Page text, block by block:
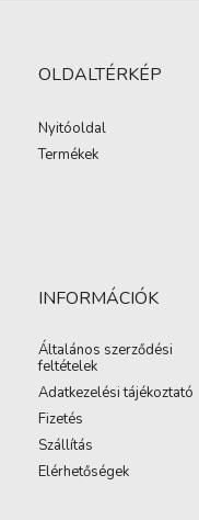
OLDALTÉRKÉP
Nyitóoldal
Termékek
INFORMÁCIÓK
Általános szerződési
feltételek
Adatkezelési tájékoztató
Fizetés
Szállítás
Elérhetőségek